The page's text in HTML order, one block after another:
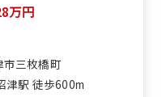
万円
市三枚橋町
津駅 徒歩600m